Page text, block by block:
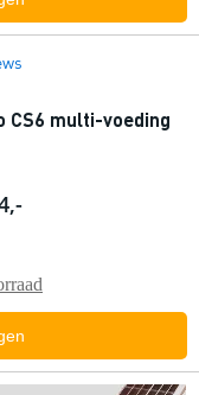
CS6 multi-voeding